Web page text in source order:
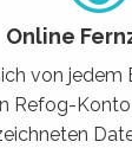
Online
von jedem
Refog-